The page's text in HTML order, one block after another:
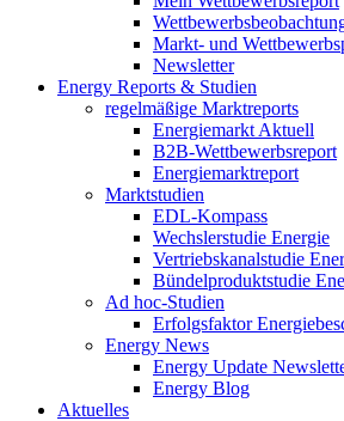
Markt- und
Newsletter
Energy Reports & Studien
regelmäßige Marktreports
Energiemarkt Aktuell
B2B-Wettbewerbsreport
Energiemarktreport
Marktstudien
EDL-Kompass
Wechslerstudie Energie
Vertriebskanalstudie
Bündelproduktstudie
Ad hoc-Studien
Erfolgsfaktor
Energy News
Energy Update
Energy Blog
Aktuelles